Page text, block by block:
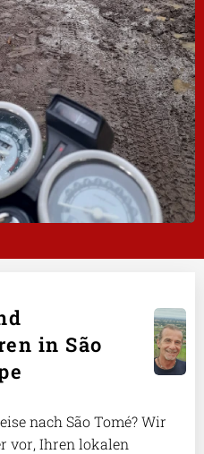
in São
nach São Tomé? Wir
vor, Ihren lokalen